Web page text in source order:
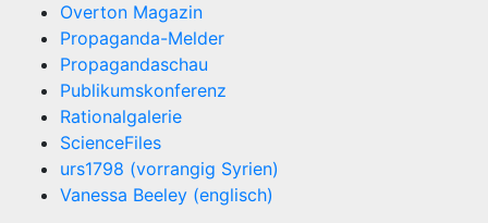
Overton Magazin
Propaganda-Melder
Propagandaschau
Publikumskonferenz
Rationalgalerie
ScienceFiles
urs1798 (vorrangig Syrien)
Vanessa Beeley (englisch)